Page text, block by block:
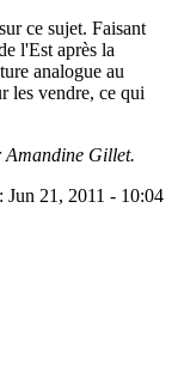
ce sujet. Faisant
l'Est après la
analogue au
les vendre, ce qui
Gillet.
Jun 21, 2011 - 10:04